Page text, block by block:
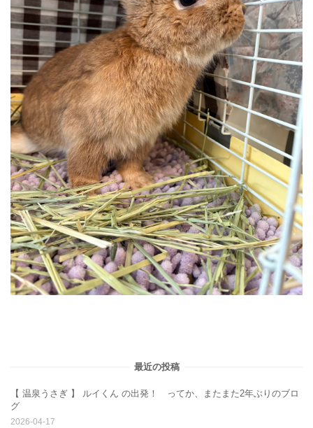
最近の投稿
【 温泉うさぎ 】 ルイくん の出発！ ってか、またまた2年ぶりのブロ
グ
2026-04-17